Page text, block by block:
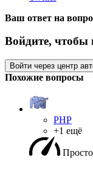
Ваш ответ на
Войдите, чтобы
Войти через центр
Похожие вопросы
PHP
+1 ещё